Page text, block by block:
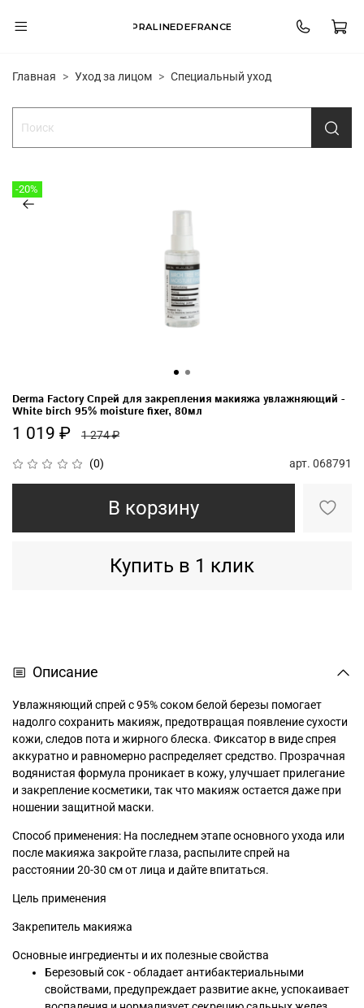
PRALINEDEFRANCE
Главная Уход за лицом Специальный уход
-20%
(0) арт. 068791
Derma Factory Спрей для закрепления макияжа увлажняющий -
White birch 95% moisture fixer, 80мл
1 019 ₽ 1 274 ₽
В корзину
Купить в 1 клик
Описание
Увлажняющий спрей с 95% соком белой березы помогает
надолго сохранить макияж, предотвращая появление сухости
кожи, следов пота и жирного блеска. Фиксатор в виде спрея
аккуратно и равномерно распределяет средство. Прозрачная
водянистая формула проникает в кожу, улучшает прилегание
и закрепление косметики, так что макияж остается даже при
ношении защитной маски.
Способ применения: На последнем этапе основного ухода или
после макияжа закройте глаза, распылите спрей на
расстоянии 20-30 см от лица и дайте впитаться.
Цель применения
Закрепитель макияжа
Основные ингредиенты и их полезные свойства
Березовый сок - обладает антибактериальными
свойствами, предупреждает развитие акне, успокаивает